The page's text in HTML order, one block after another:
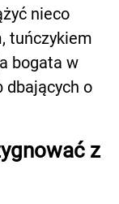
nieco
tuńczykiem
bogata w
dbających o
z